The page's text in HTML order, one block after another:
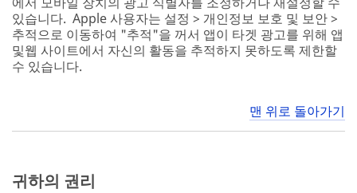
있습니다. Apple 사용자는 설정 > 개인정보 보호 및 보안 >
추적으로 이동하여 "추적"을 꺼서 앱이 타겟 광고를 위해 앱
및웹 사이트에서 자신의 활동을 추적하지 못하도록 제한할
수 있습니다.
맨 위로 돌아가기
귀하의 권리